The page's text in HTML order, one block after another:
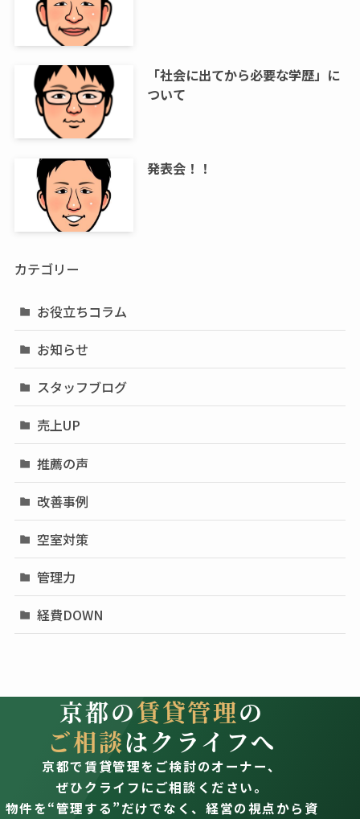
「社会に出てから必要な学歴」に
ついて
発表会！！
カテゴリー
お役立ちコラム
お知らせ
スタッフブログ
売上UP
推薦の声
改善事例
空室対策
管理力
経費DOWN
京都の賃貸管理の
ご相談はクライフへ
京都で賃貸管理をご検討のオーナー、
ぜひクライフにご相談ください。
物件を“管理する”だけでなく、経営の視点から資